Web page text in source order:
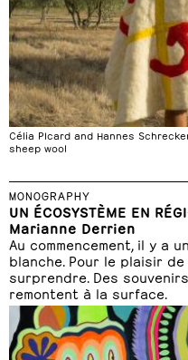
Célia PIcard and Hannes
sheep wool
MONOGRAPHY
UN ÉCOSYSTÈME EN
Marianne Derrien
Au commencement, il y a
blanche. Pour le plaisir
surprendre. Des
remontent à la surface.